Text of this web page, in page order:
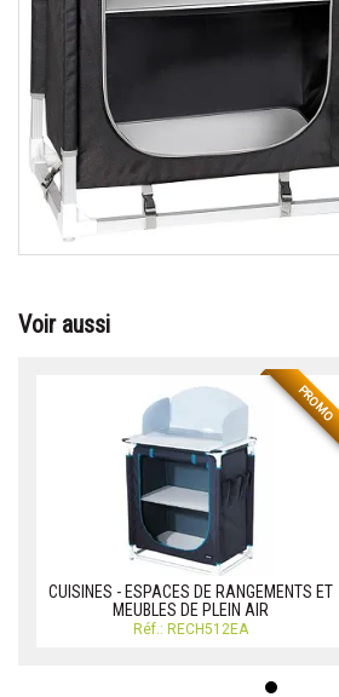
Voir aussi
PROMO
CUISINES - ESPACES DE RANGEMENTS ET
MEUBLES DE PLEIN AIR
Réf.: RECH512EA